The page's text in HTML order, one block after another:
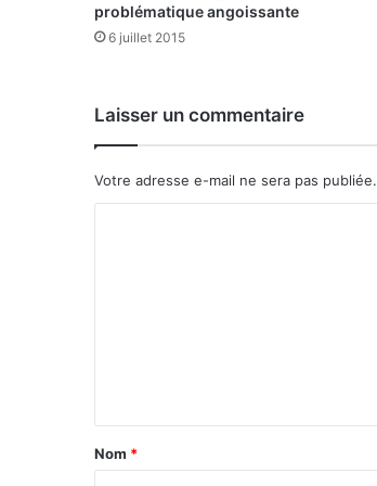
g
o
r
n
m
problématique angoissante
6 juillet 2015
Laisser un commentaire
Votre adresse e-mail ne sera pas publiée.
a
Nom *